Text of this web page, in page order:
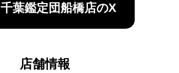
千葉鑑定団船橋店のX
店舗情報